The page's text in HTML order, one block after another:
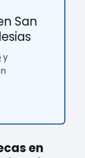
San
y
en